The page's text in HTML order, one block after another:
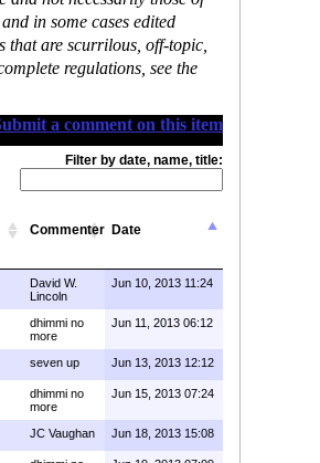
in some cases edited
that are scurrilous, off-topic,
regulations, see the
a comment on this item
Filter by date, name, title:
Commenter Date
David W.
Lincoln
Jun 10, 2013 11:24
dhimmi no
more
Jun 11, 2013 06:12
seven up Jun 13, 2013 12:12
dhimmi no
more
Jun 15, 2013 07:24
JC Vaughan Jun 18, 2013 15:08